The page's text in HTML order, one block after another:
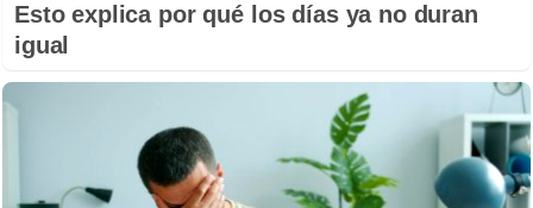
Esto explica por qué los días ya no duran
igual